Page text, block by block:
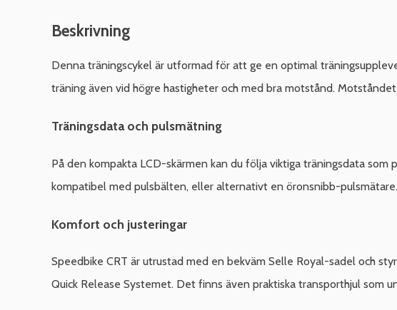
Beskrivning
Denna träningscykel är utformad för att ge en optimal
träning även vid högre hastigheter och med bra motstånd.
Träningsdata och pulsmätning
På den kompakta LCD-skärmen kan du följa viktiga träningsdata
kompatibel med pulsbälten, eller alternativt en öronsnibb-pulsmätare.
Komfort och justeringar
Speedbike CRT är utrustad med en bekväm Selle Royal-sadel och
Quick Release Systemet. Det finns även praktiska transporthjul som